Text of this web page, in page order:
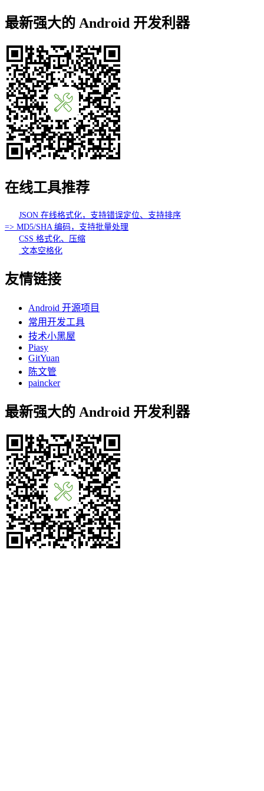
最新强大的 Android 开发利器
在线工具推荐
JSON 在线格式化，支持错误定位、支持排序
=> MD5/SHA 编码，支持批量处理
CSS 格式化、压缩
文本空格化
友情链接
Android 开源项目
常用开发工具
技术小黑屋
Piasy
GitYuan
陈文管
paincker
最新强大的 Android 开发利器